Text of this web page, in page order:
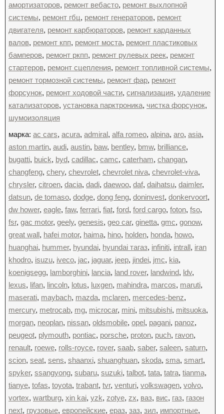
амортизаторов, ремонт вебасто, ремонт выхлопной
системы, ремонт гбц, ремонт генераторов, ремонт
двигателя, ремонт карбюраторов, ремонт карданных
валов, ремонт кпп, ремонт моста, ремонт пластиковых
бамперов, ремонт ркпп, ремонт рулевых реек, ремонт
стартеров, ремонт сцепления, ремонт топливной системы,
ремонт тормозной системы, ремонт фар, ремонт
форсунок, ремонт ходовой части, сигнализация, удаление
катализаторов, установка парктроника, чистка форсунок,
шумоизоляция
марка: ac cars, acura, admiral, alfa romeo, alpina, aro, asia,
aston martin, audi, austin, baw, bentley, bmw, brilliance,
bugatti, buick, byd, cadillac, camc, caterham, changan,
changfeng, chery, chevrolet, chevrolet niva, chevrolet-viva,
chrysler, citroen, dacia, dadi, daewoo, daf, daihatsu, daimler,
datsun, de tomaso, dodge, dong feng, doninvest, donkervoort,
dw hower, eagle, faw, ferrari, fiat, ford, ford cargo, foton, fso,
fsr, gac motor, geely, genesis, geo car, ginetta, gmc, gonow,
great wall, hafei motor, haima, hino, holden, honda, howo,
huanghai, hummer, hyundai, hyundai тагаз, infiniti, intrall, iran
khodro, isuzu, iveco, jac, jaguar, jeep, jindei, jmc, kia,
koenigsegg, lamborghini, lancia, land rover, landwind, ldv,
lexus, lifan, lincoln, lotus, luxgen, mahindra, marcos, maruti,
maserati, maybach, mazda, mclaren, mercedes-benz,
mercury, metrocab, mg, microcar, mini, mitsubishi, mitsuoka,
morgan, neoplan, nissan, oldsmobile, opel, pagani, panoz,
peugeot, plymouth, pontiac, porsche, proton, puch, ravon,
renault, roewe, rolls-royce, rover, saab, saber, saleen, saturn,
scion, seat, sens, shaanxi, shuanghuan, skoda, sma, smart,
spyker, ssangyong, subaru, suzuki, talbot, tata, tatra, tianma,
tianye, tofas, toyota, trabant, tvr, venturi, volkswagen, volvo,
vortex, wartburg, xin kai, yzk, zotye, zx, ваз, вис, газ, газон
next, грузовые, европейские, ераз, заз, зил, импортные,